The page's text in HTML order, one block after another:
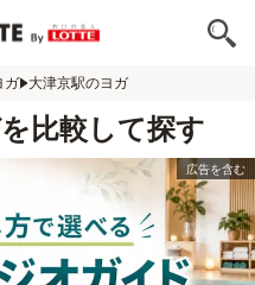
ガ 大津京駅のヨガ
比較して探す